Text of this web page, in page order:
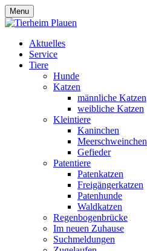
Menu
Aktuelles
Service
Tiere
Hunde
Katzen
männliche Katzen
weibliche Katzen
Kleintiere
Kaninchen
Meerschweinchen
Gefieder
Patentiere
Patenkatzen
Freigängerkatzen
Patenhunde
Waldkatzen
Regenbogenbrücke
Im neuen Zuhause
Suchmeldungen